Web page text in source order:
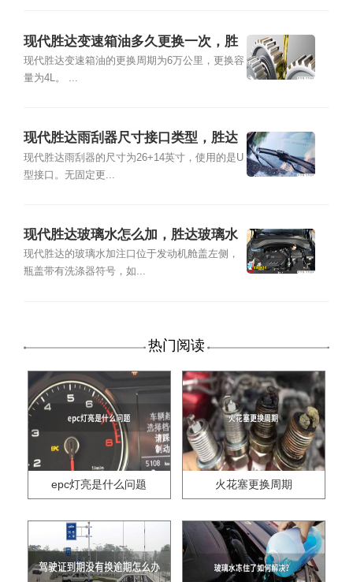
现代胜达变速箱油多久更换一次，胜
达变速箱油更换方法
现代胜达变速箱油的更换周期为6万公里，更换容
量为4L。 ...
现代胜达雨刮器尺寸接口类型，胜达
雨刮器拆卸更换教程
现代胜达雨刮器的尺寸为26+14英寸，使用的是U
型接口。无固定更...
现代胜达玻璃水怎么加，胜达玻璃水
加注位置及容量
现代胜达的玻璃水加注口位于发动机舱盖左侧，
瓶盖带有洗涤器符号，如...
热门阅读
epc灯亮是什么问题 火花塞更换周期